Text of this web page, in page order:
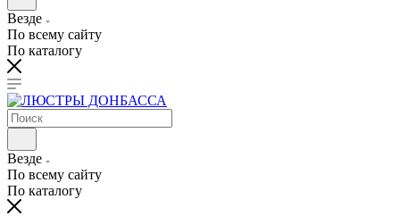
Везде
По всему сайту
По каталогу
Везде
По всему сайту
По каталогу